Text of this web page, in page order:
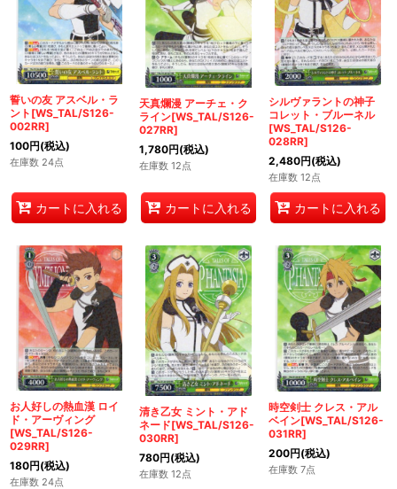
誓いの友 アスベル・ラ
ント[WS_TAL/S126-
002RR]
100円(税込)
在庫数 24点
カートに入れる
天真爛漫 アーチェ・ク
ライン[WS_TAL/S126-
027RR]
1,780円(税込)
在庫数 12点
カートに入れる
シルヴァラントの神子
コレット・ブルーネル
[WS_TAL/S126-
028RR]
2,480円(税込)
在庫数 12点
カートに入れる
お人好しの熱血漢 ロイ
ド・アーヴィング
[WS_TAL/S126-
029RR]
180円(税込)
在庫数 24点
清き乙女 ミント・アド
ネード[WS_TAL/S126-
030RR]
780円(税込)
在庫数 12点
時空剣士 クレス・アル
ベイン[WS_TAL/S126-
031RR]
200円(税込)
在庫数 7点